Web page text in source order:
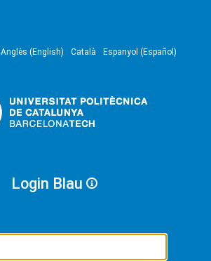
Anglès (English) Català Espanyol (Español)
Login Blau